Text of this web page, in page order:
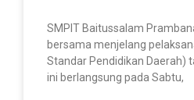
SMPIT Baitussalam
bersama menjelang
Standar Pendidikan Daerah)
ini berlangsung pada Sabtu,